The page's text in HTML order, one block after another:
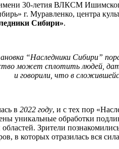
30-летия ВЛКСМ
г. Муравленко, центра
Сибири».
“Наследники Сибири”
может сплотить людей,
и говорили, что в
в 2022 году, и с тех пор
уникальные обработки
Зрители
в которых отразилась вся